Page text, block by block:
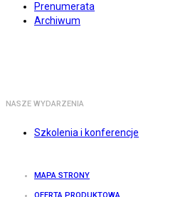
Prenumerata
Archiwum
NASZE WYDARZENIA
Szkolenia i konferencje
MAPA STRONY